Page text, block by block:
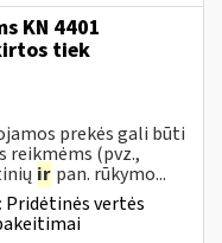
KN 4401
tiek
prekės gali būti
(pvz.,
ir pan. rūkymo...
Pridėtinės vertės